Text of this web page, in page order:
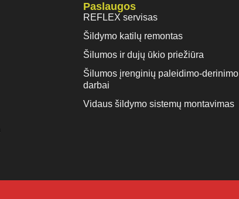
Paslaugos
REFLEX servisas
Šildymo katilų remontas
Šilumos ir dujų ūkio priežiūra
Šilumos įrenginių paleidimo-derinimo
darbai
Vidaus šildymo sistemų montavimas